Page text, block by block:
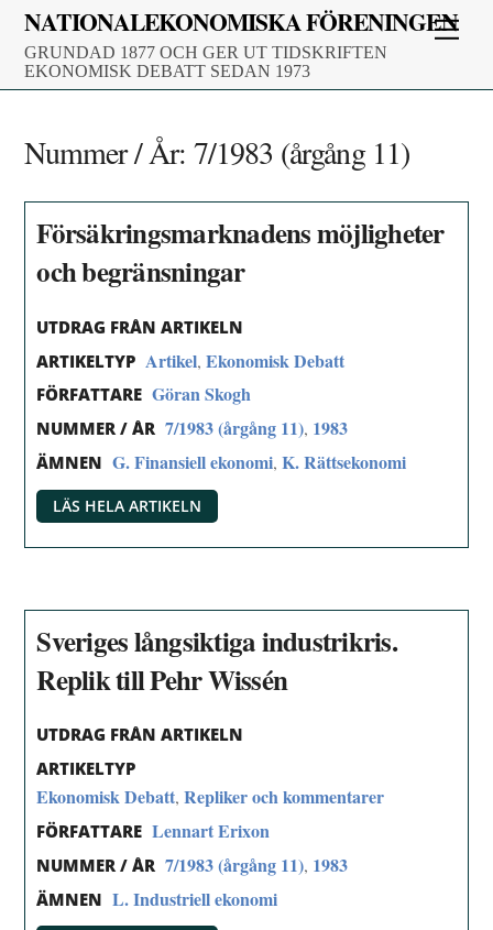
Skip
content
NATIONALEKONOMISKA FÖRENINGEN
GRUNDAD 1877 OCH GER UT TIDSKRIFTEN
EKONOMISK DEBATT SEDAN 1973
Nummer / År: 7/1983 (årgång 11)
Försäkringsmarknadens möjligheter
och begränsningar
UTDRAG FRÅN ARTIKELN
ARTIKELTYP Artikel,Ekonomisk Debatt
FÖRFATTARE Göran Skogh
NUMMER / ÅR 7/1983 (årgång 11), 1983
ÄMNEN G. Finansiell ekonomi,K. Rättsekonomi
LÄS HELA ARTIKELN
Sveriges långsiktiga industrikris.
Replik till Pehr Wissén
UTDRAG FRÅN ARTIKELN
ARTIKELTYP
Ekonomisk Debatt,Repliker och kommentarer
FÖRFATTARE Lennart Erixon
NUMMER / ÅR 7/1983 (årgång 11), 1983
ÄMNEN L. Industriell ekonomi